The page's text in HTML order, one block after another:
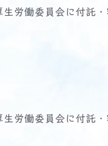
労働委員会に付託
労働委員会に付託